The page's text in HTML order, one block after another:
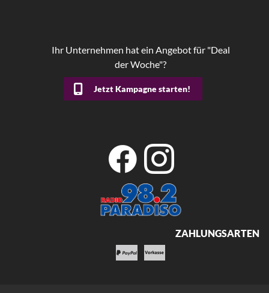
Ihr Unternehmen hat ein Angebot für "Deal
der Woche"?
Jetzt Kampagne starten!
ZAHLUNGSARTEN